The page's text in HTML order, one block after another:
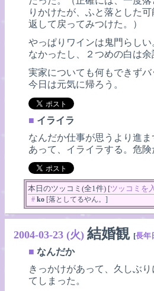
りかけたが、ふと落とした
返して戻ってみつけた。）
やっぱりワインは鬼門らし
なかったし、２つめの白は余
実家についても何もできずバ
今日は元気に帰ろう。
■ イライラ
なんだか仕事が思うより進
あって、イライラする。危険
本日のツッコミ(全1件) [ツッコミを
# ko [落としてるやん。]
2004-03-23 (火) 結婚観 [長年
■ なんだか
きっかけがあって、久しぶ
てしまった。